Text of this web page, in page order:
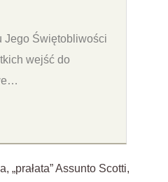
Jego Świętobliwości
wejść do
„prałata” Assunto Scotti,